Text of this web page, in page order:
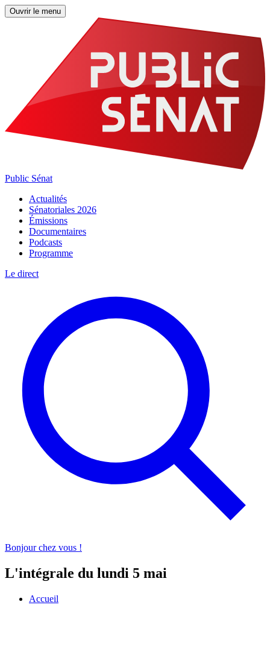
Ouvrir le menu
Public Sénat
Actualités
Sénatoriales 2026
Émissions
Documentaires
Podcasts
Programme
Le direct
Bonjour chez vous !
L'intégrale du lundi 5 mai
Accueil